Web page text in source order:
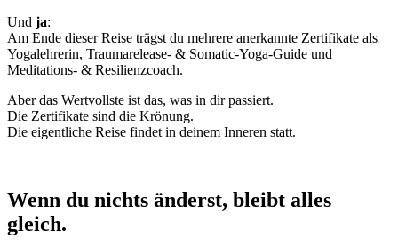
Und ja:
Am Ende dieser Reise trägst du mehrere anerkannte Zertifikate als
Yogalehrerin, Traumarelease- & Somatic-Yoga-Guide und
Meditations- & Resilienzcoach.
Aber das Wertvollste ist das, was in dir passiert.
Die Zertifikate sind die Krönung.
Die eigentliche Reise findet in deinem Inneren statt.
Wenn du nichts änderst, bleibt alles
gleich.